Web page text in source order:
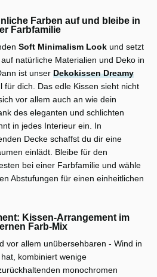
Farben auf und bleibe in
Farbfamilie
Soft Minimalism Look und setzt
natürliche Materialien und Deko in
ist unser Dekokissen Dreamy
für dich. Das edle Kissen sieht nicht
vor allem auch an wie dein
des eleganten und schlichten
in jedes Interieur ein. In
Decke schaffst du dir eine
einlädt. Bleibe für den
bei einer Farbfamilie und wähle
Abstufungen für einen einheitlichen
Kissen-Arrangement im
Farb-Mix
vor allem unübersehbaren - Wind in
kombiniert wenige
monochromen